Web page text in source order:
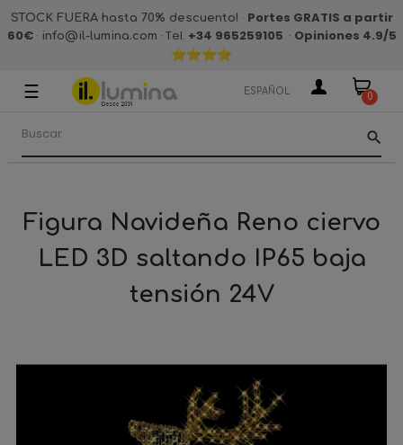
STOCK FUERA hasta 70% descuento! · Portes GRATIS a partir
60€· info@il-lumina.com · Tel. +34 965259105 · Opiniones 4.9/5
Navegación
palanca
☰ ESPAÑOL 0
search
Figura Navideña Reno ciervo
LED 3D saltando IP65 baja
tensión 24V